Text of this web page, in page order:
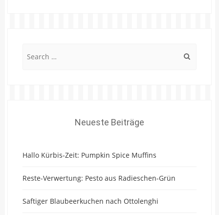
Neueste Beiträge
Hallo Kürbis-Zeit: Pumpkin Spice Muffins
Reste-Verwertung: Pesto aus Radieschen-Grün
Saftiger Blaubeerkuchen nach Ottolenghi